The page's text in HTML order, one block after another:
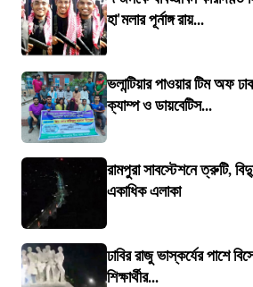
হা'মলার পূর্নাঙ্গ রায়...
ভলান্টিয়ার পাওয়ার টিম অফ
ক্যাম্প ও ডায়বেটিস...
রামপুরা সাবস্টেশনে ত্রুটি,
একাধিক এলাকা
ঢাবির রাজু ভাস্কর্যের পাশে
শিক্ষার্থীর...